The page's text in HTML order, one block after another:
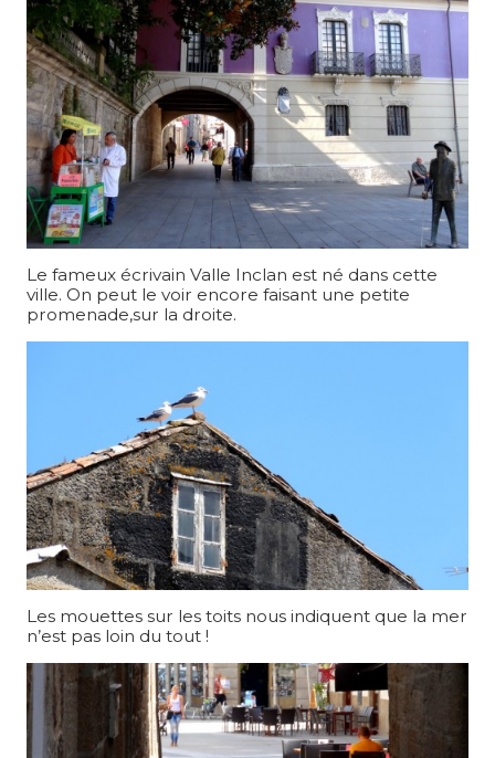
Le fameux écrivain Valle Inclan est né dans cette
ville. On peut le voir encore faisant une petite
promenade,sur la droite.
Les mouettes sur les toits nous indiquent que la mer
n’est pas loin du tout !